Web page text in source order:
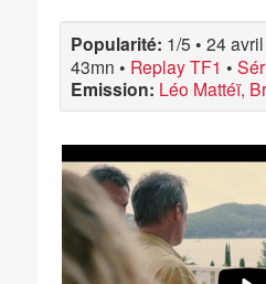
Popularité: 1/5 • 24
43mn • Replay TF1 •
Emission: Léo Mattéï,